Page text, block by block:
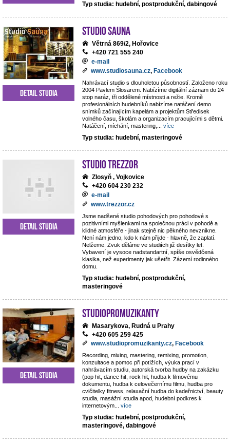
Typ studia: hudební, postprodukční, dabingové
Studio Sauna
Větrná 869/2, Hořovice
+420 721 555 240
e-mail
www.studiosauna.cz, Facebook
Nahrávací studio s dlouholetou působností. Založeno roku
2004 Pavlem Šlosarem. Nabízíme digitální záznam do 24
stop naráz, tři oddělené místnosti a režie. Kromě
profesionálních hudebníků nabízíme natáčení demo
snímků začínajícím kapelám a projektům Středisek
volného času, školám a organizacím pracujícími s dětmi.
Natáčení, míchání, mastering,
více
Typ studia: hudební, masteringové
Detail studia
STUDIO TREZZOR
Zlosyň , Vojkovice
+420 604 230 232
e-mail
www.trezzor.cz
Jsme nadšené studio pohodových pro pohodové s
pozitivními myšlenkami na společnou práci v pohodě a
klidné atmosféře - jinak stejně nic pěkného nevznikne.
Není nám jedno, kdo k nám přijde - hlavně, že zaplatí.
Nelžeme. Zvuk děláme ve studiích již desítky let.
Vybavení je vysoce nadstandartní, spíše osvědčená
klasika, než experimenty jak ušetřit. Zázemí rodinného
domu.
Typ studia: hudební, postprodukční,
masteringové
Detail studia
StudioPROmuzikanty
Masarykova, Rudná u Prahy
+420 605 259 425
www.studiopromuzikanty.cz, Facebook
Recording, mixing, mastering, remixing, promotion,
konzultace a pomoc při potížích, výuka prací v
nahrávacím studiu, autorská tvorba hudby na zakázku
(pop hit, dance hit, rock hit, hudba k filmovému
dokumentu, hudba k celovečernímu filmu, hudba pro
cvičitelky fitness, relaxační hudba do kadeřnictví, beauty
studia, masážní studia apod, hudební podkres k
internetovým
více
Typ studia: hudební, postprodukční,
masteringové, dabingové
Detail studia